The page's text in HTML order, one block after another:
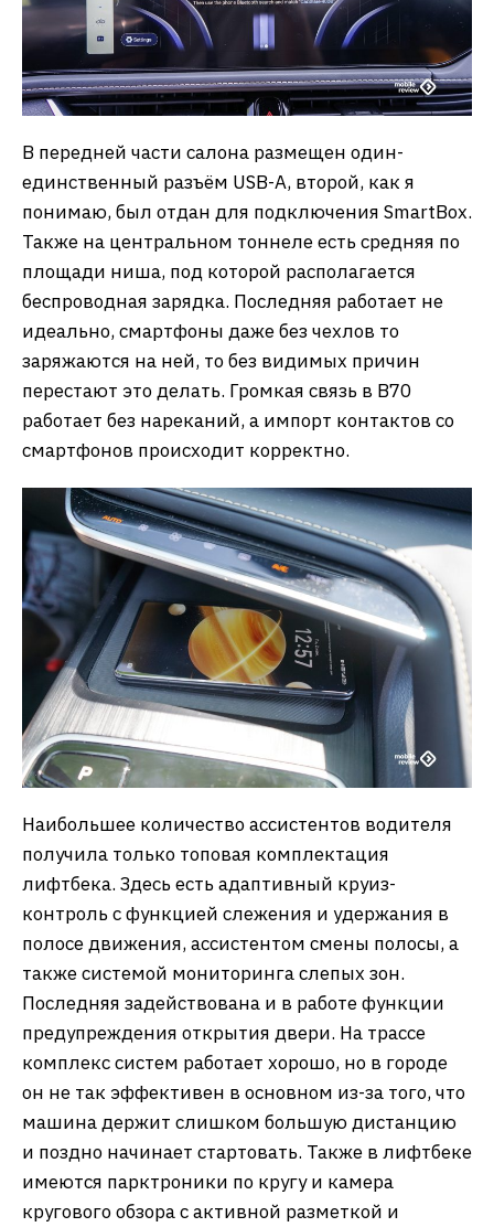
В передней части салона размещен один-
единственный разъём USB-A, второй, как я
понимаю, был отдан для подключения SmartBox.
Также на центральном тоннеле есть средняя по
площади ниша, под которой располагается
беспроводная зарядка. Последняя работает не
идеально, смартфоны даже без чехлов то
заряжаются на ней, то без видимых причин
перестают это делать. Громкая связь в B70
работает без нареканий, а импорт контактов со
смартфонов происходит корректно.
Наибольшее количество ассистентов водителя
получила только топовая комплектация
лифтбека. Здесь есть адаптивный круиз-
контроль с функцией слежения и удержания в
полосе движения, ассистентом смены полосы, а
также системой мониторинга слепых зон.
Последняя задействована и в работе функции
предупреждения открытия двери. На трассе
комплекс систем работает хорошо, но в городе
он не так эффективен в основном из-за того, что
машина держит слишком большую дистанцию
и поздно начинает стартовать. Также в лифтбеке
имеются парктроники по кругу и камера
кругового обзора с активной разметкой и